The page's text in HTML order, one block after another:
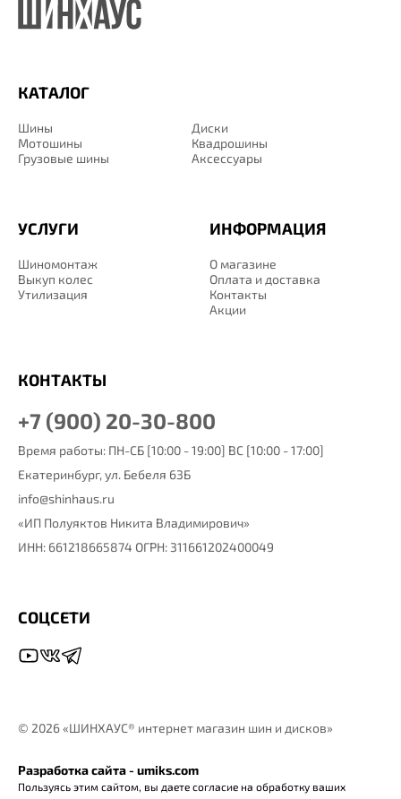
© 2026 «ШИНХАУС® интернет магазин шин и дисков»
КАТАЛОГ
Шины
Диски
Мотошины
Квадрошины
Грузовые шины
Аксессуары
ИНФОРМАЦИЯ
О магазине
Оплата и доставка
Контакты
Акции
УСЛУГИ
Шиномонтаж
Выкуп колес
Утилизация
КОНТАКТЫ
+7 (900) 20-30-800
Время работы: ПН-СБ [10:00 - 19:00] ВС [10:00 - 17:00]
Екатеринбург, ул. Бебеля 63Б
info@shinhaus.ru
«ИП Полуяктов Никита Владимирович»
ИНН: 661218665874 ОГРН: 311661202400049
СОЦСЕТИ
Разработка сайта - umiks.com
Пользуясь этим сайтом, вы даете согласие на обработку ваших